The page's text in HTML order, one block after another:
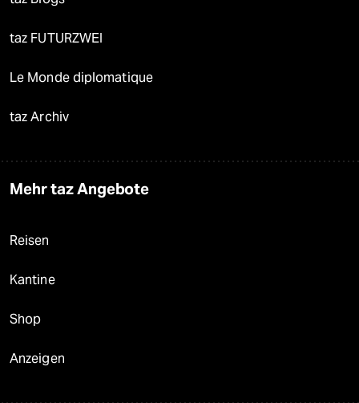
taz FUTURZWEI
Le Monde diplomatique
taz Archiv
Mehr taz Angebote
Reisen
Kantine
Shop
Anzeigen